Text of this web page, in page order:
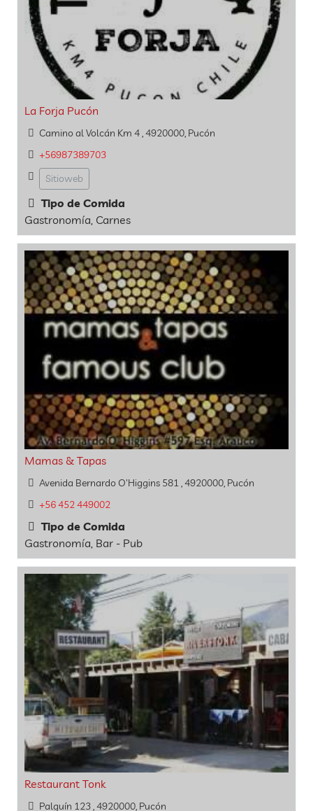
La Forja Pucón
Camino al Volcán Km 4 , 4920000, Pucón
+56987389703
Sitioweb
Tipo de Comida
Gastronomía, Carnes
Mamas & Tapas
Avenida Bernardo O'Higgins 581 , 4920000, Pucón
+56 452 449002
Tipo de Comida
Gastronomía, Bar - Pub
Restaurant Tonk
Palguín 123 , 4920000, Pucón